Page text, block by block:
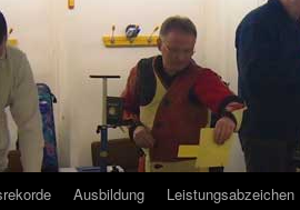
Ausbildung Leistungsabzeichen